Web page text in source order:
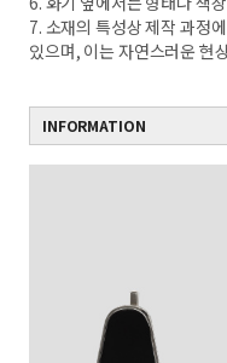
7. 소재의 특성상 제작 과정
있으며, 이는 자연스러운 현
INFORMATION